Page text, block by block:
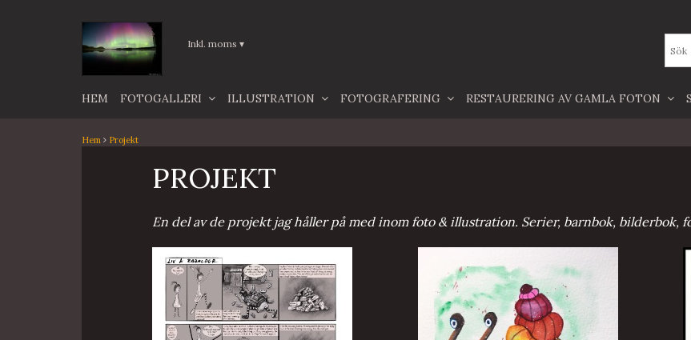
Hem Projekt
PROJEKT
En del av de projekt jag håller på med inom foto & illustration. Serier, barnbok, bilderbok,
Inkl. moms▾
HEM FOTOGALLERI ILLUSTRATION FOTOGRAFERING RESTAURERING AV GAMLA FOTON